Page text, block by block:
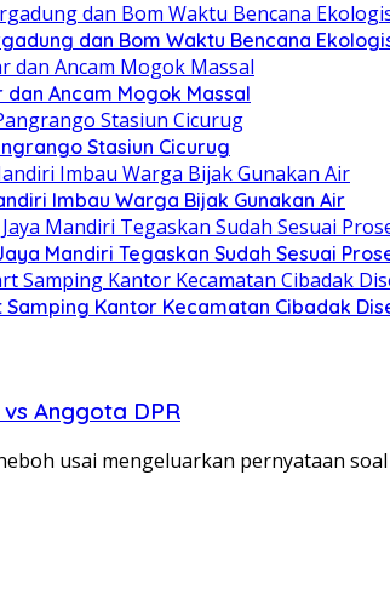
dan Bom Waktu Bencana
dan Ancam Mogok Massal
Stasiun Cicurug
Imbau Warga Bijak Gunakan Air
Mandiri Tegaskan Sudah Sesuai
Kantor Kecamatan Cibadak
Anggota DPR
usai mengeluarkan pernyataan